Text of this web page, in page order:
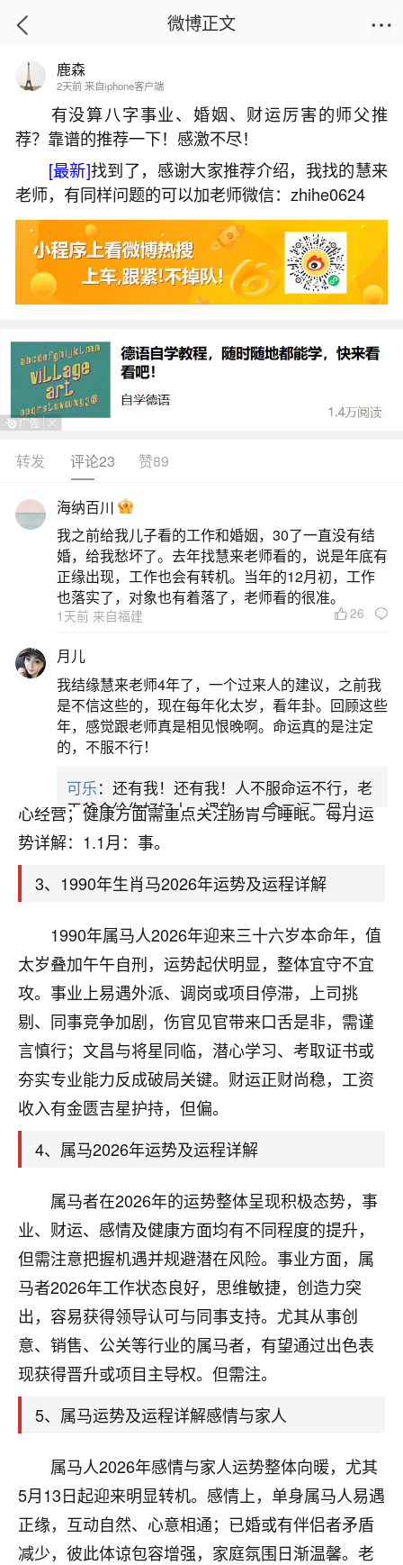
首页
马2026年运程详解
2026-06-01 13:35:19 25 2 赞
生活中像马2026年运程详解都是很常见的问
题，但是小问题不注意可能会引起大麻烦，下面就
这个问题给大家做一些解读：
1、属相马2026年运势及运程详解
2026年属马人逢本命年加刑太岁，运势先抑后
扬，需稳守为上。流年丙午火旺，事业宫有“将星”
“岁驾”助力，职场易掌实权，但劫财透干竞争激烈，
月后贵人显，转机渐现。财运呈“横财旺、正财稳”格
局，“金匮”照命偶有意外之财，但“大耗”暗藏，投资
务必谨慎，忌朋友荐资或担保借贷。
2、属马人2026年每月运势及全年运程
属马人2026年每月运势及全年运程如下：全年
运程总览：2026年为丙午马年，属马人迎来本命年
后的“害太岁”阶段，整体运势需谨慎。事业方面需稳
中求进，避免锋芒毕露；财运方面正财平稳，偏财
或有惊喜；感情方面单身者机遇较多，已婚者需用
心经营；健康方面需重点关注肠胃与睡眠。每月运
势详解：1.1月：事。
3、1990年生肖马2026年运势及运程详解
1990年属马人2026年迎来三十六岁本命年，值
太岁叠加午午自刑，运势起伏明显，整体宜守不宜
攻。事业上易遇外派、调岗或项目停滞，上司挑
剔、同事竞争加剧，伤官见官带来口舌是非，需谨
言慎行；文昌与将星同临，潜心学习、考取证书或
夯实专业能力反成破局关键。财运正财尚稳，工资
收入有金匮吉星护持，但偏。
4、属马2026年运势及运程详解
属马者在2026年的运势整体呈现积极态势，事
业、财运、感情及健康方面均有不同程度的提升，
但需注意把握机遇并规避潜在风险。事业方面，属
马者2026年工作状态良好，思维敏捷，创造力突
出，容易获得领导认可与同事支持。尤其从事创
意、销售、公关等行业的属马者，有望通过出色表
现获得晋升或项目主导权。但需注。
5、属马运势及运程详解感情与家人
属马人2026年感情与家人运势整体向暖，尤其
5月13日起迎来明显转机。感情上，单身属马人易遇
正缘，互动自然、心意相通；已婚或有伴侣者矛盾
减少，彼此体谅包容增强，家庭氛围日渐温馨。老
微博正文
鹿森
2天前 来自iphone客户端
有没算八字事业、婚姻、财运厉害的师父推
荐？靠谱的推荐一下！感激不尽！
[最新]找到了，感谢大家推荐介绍，我找的慧来
老师，有同样问题的可以加老师微信：zhihe0624
转发 评论23 赞89
海纳百川
我之前给我儿子看的工作和婚姻，30了一直没有结
婚，给我愁坏了。去年找慧来老师看的，说是年底有
正缘出现，工作也会有转机。当年的12月初，工作
也落实了，对象也有着落了，老师看的很准。
1天前 来自福建 26
月儿
我结缘慧来老师4年了，一个过来人的建议，之前我
是不信这些的，现在每年化太岁，看年卦。回顾这些
年，感觉跟老师真是相见恨晚啊。命运真的是注定
的，不服不行！
可乐：还有我！还有我！人不服命运不行，老
天爷会给你好好上一课的。一命二运三风水，
哪样不服都不行！
平安是福 ：我也是每年找老师化太岁，看年
卦，认识老师3年了，都是缘分啊！
心若莲花
我是做餐饮的，这两年，生意屡屡受挫，店开一家关
一家，要么生意不好，生意好的就出事。前些年攒的
家底快败光了，真是倒霉！我也想找人看看到底怎么
回事？
鹿森：你可以找老师看看，人有时不服命不行
啊！
是我从找店开始都是找慧来老师跟进的，选
大环境不好，但是我家生意还可以，前几天又
刚找老师做了补财库，希望财运更好一点！
2小时前 来自海南 18
梦醒时分
我女儿高二叛逆，大半年不上学，一说她就要死要活
的，把我们两口子愁的不行，朋友给我推荐的慧来老
师，一开始我是病急乱投医，这半年来，法事一个个
做完，我女儿跟变了个人一样，不期望她能考多好的
大学，只要能安安稳稳的把书读了，身体心理都健健
康康的我就很知足了！
鹿森：可怜天下父母心啊！
3小时前 来自河北 16
付深